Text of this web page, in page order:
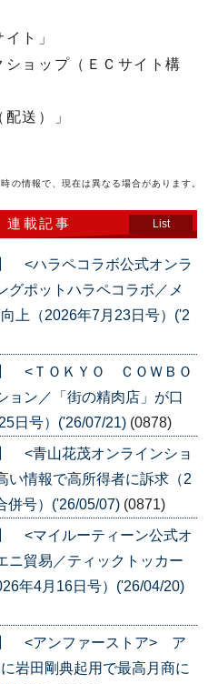
ト」
ョップ（ＥＣサイト構
送）」
の情報で、現在は異なる場合があります。
連載記事 List
】 <ハラペコラボ公式オンラ
ポットハラペコラボ／メ
上（2026年7月23日号）('2
】 <ＴＯＫＹＯ ＣＯＷＢＯ
ン／「街の精肉店」が口
日号）('26/07/21) (0878)
】 <青山花茂オンラインショ
情報で高所得者に訴求（2
併号）('26/05/07) (0871)
】 <マイルーティーン公式オ
貿易／ティックトッカー
年4月16日号）('26/04/20)
】 <アンファーストア> ア
岩田剛典起用で最高月商に